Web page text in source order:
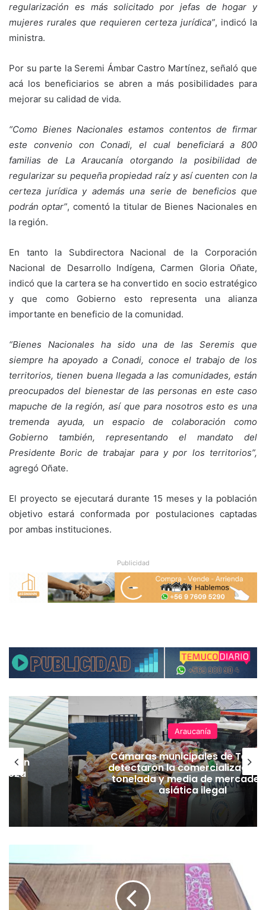
regularización es más solicitado por jefas de hogar y
mujeres rurales que requieren certeza jurídica”, indicó la
ministra.
Por su parte la Seremi Ámbar Castro Martínez, señaló que
acá los beneficiarios se abren a más posibilidades para
mejorar su calidad de vida.
“Como Bienes Nacionales estamos contentos de firmar
este convenio con Conadi, el cual beneficiará a 800
familias de La Araucanía otorgando la posibilidad de
regularizar su pequeña propiedad raíz y así cuenten con la
certeza jurídica y además una serie de beneficios que
podrán optar”, comentó la titular de Bienes Nacionales en
la región.
En tanto la Subdirectora Nacional de la Corporación
Nacional de Desarrollo Indígena, Carmen Gloria Oñate,
indicó que la cartera se ha convertido en socio estratégico
y que como Gobierno esto representa una alianza
importante en beneficio de la comunidad.
“Bienes Nacionales ha sido una de las Seremis que
siempre ha apoyado a Conadi, conoce el trabajo de los
territorios, tienen buena llegada a las comunidades, están
preocupados del bienestar de las personas en este caso
mapuche de la región, así que para nosotros esto es una
tremenda ayuda, un espacio de colaboración como
Gobierno también, representando el mandato del
Presidente Boric de trabajar para y por los territorios”,
agregó Oñate.
El proyecto se ejecutará durante 15 meses y la población
objetivo estará conformada por postulaciones captadas
por ambas instituciones.
Publicidad
Araucanía
Cámaras municipales de
detectaron la comercialización
tonelada y media de
asiática ilegal
l
e
c